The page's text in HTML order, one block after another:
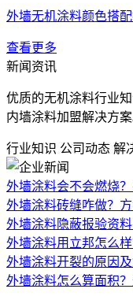
外墙无机涂料颜色搭
查看更多
新闻资讯
优质的无机涂料行业
内墙涂料加盟解决方案
行业知识 公司动态 解
外墙涂料会不会燃烧？
外墙涂料砖缝咋做？方
外墙涂料隐蔽报验资
外墙涂料用立邦怎么样
外墙涂料开裂的原因及
外墙涂料怎么算面积